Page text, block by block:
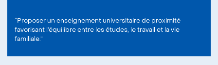
“Proposer un enseignement universitaire de proximité
favorisant l’équilibre entre les études, le travail et la vie
familiale.”